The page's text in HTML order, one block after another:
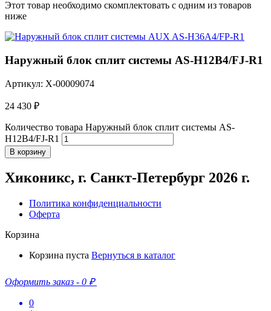
Этот товар необходимо скомплектовать с одним из товаров
ниже
Наружный блок сплит системы AS-H12B4/FJ-R1
Артикул: X-00009074
24 430 ₽
Количество товара Наружный блок сплит системы AS-
H12B4/FJ-R1
В корзину
Хиконикс, г. Санкт-Петербург 2026 г.
Политика конфиденциальности
Оферта
Корзина
Корзина пуста Вернуться в каталог
Оформить заказ - 0 ₽
0